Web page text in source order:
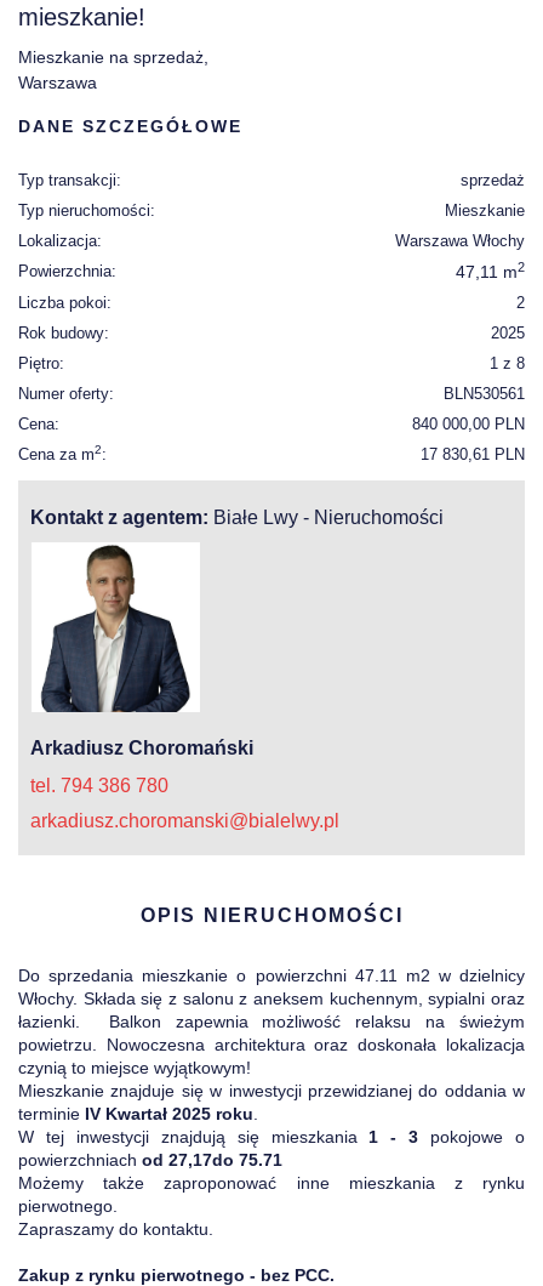
mieszkanie!
Mieszkanie na sprzedaż,
Warszawa
DANE SZCZEGÓŁOWE
Typ transakcji:
sprzedaż
Typ nieruchomości:
Mieszkanie
Lokalizacja:
Warszawa Włochy
Powierzchnia:
47,11 m2
Liczba pokoi:
2
Rok budowy:
2025
Piętro:
1 z 8
Numer oferty:
BLN530561
Cena:
840 000,00 PLN
Cena za m2: 17 830,61 PLN
Kontakt z agentem: Białe Lwy - Nieruchomości
Arkadiusz Choromański
tel. 794 386 780
arkadiusz.choromanski@bialelwy.pl
OPIS NIERUCHOMOŚCI
Do sprzedania mieszkanie o powierzchni 47.11 m2 w dzielnicy
Włochy. Składa się z salonu z aneksem kuchennym, sypialni oraz
łazienki. Balkon zapewnia możliwość relaksu na świeżym
powietrzu. Nowoczesna architektura oraz doskonała lokalizacja
czynią to miejsce wyjątkowym!
Mieszkanie znajduje się w inwestycji przewidzianej do oddania w
terminie IV Kwartał 2025 roku
W tej inwestycji znajdują się mieszkania 1 - 3 pokojowe o
powierzchniach od 27,17do 75.71
Możemy także zaproponować inne mieszkania z rynku
pierwotnego.
Zapraszamy do kontaktu.
Zakup z rynku pierwotnego - bez PCC.